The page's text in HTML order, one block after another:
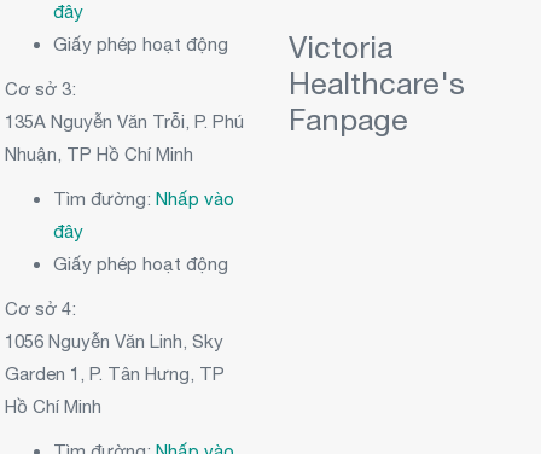
đây
Giấy phép hoạt động
Cơ sở 3:
135A Nguyễn Văn Trỗi, P. Phú
Nhuận, TP Hồ Chí Minh
Tìm đường:Nhấp vào
đây
Giấy phép hoạt động
Cơ sở 4:
1056 Nguyễn Văn Linh, Sky
Garden 1, P. Tân Hưng, TP
Hồ Chí Minh
Victoria
Healthcare's
Fanpage